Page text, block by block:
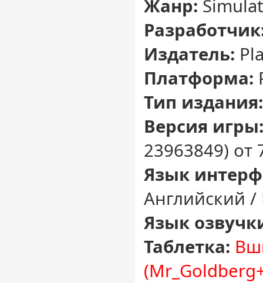
Жанр:
Издатель:
Платформа:
Тип издания:
Версия игры:
23963849) от
Язык
Английский /
Язык
Таблетка: